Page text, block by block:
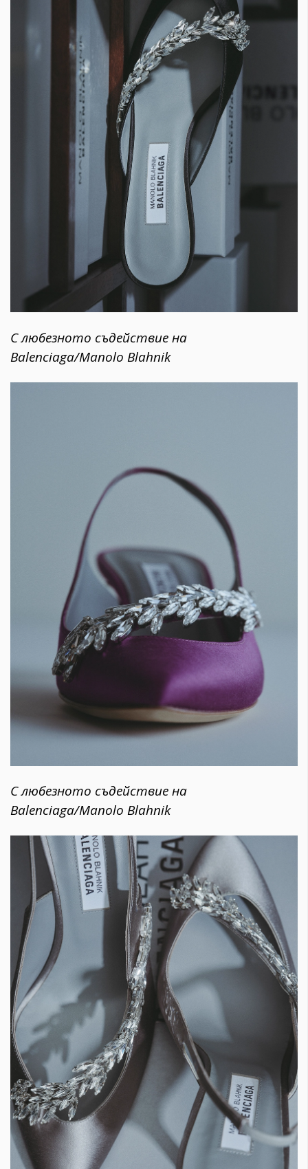
С любезното съдействие на
Balenciaga/Manolo Blahnik
С любезното съдействие на
Balenciaga/Manolo Blahnik